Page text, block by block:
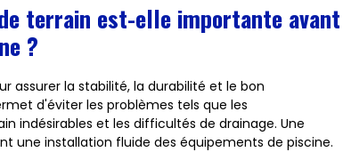
terrain est-elle importante avant
?
assurer la stabilité, la durabilité et le bon
d'éviter les problèmes tels que les
indésirables et les difficultés de drainage. Une
une installation fluide des équipements de piscine.